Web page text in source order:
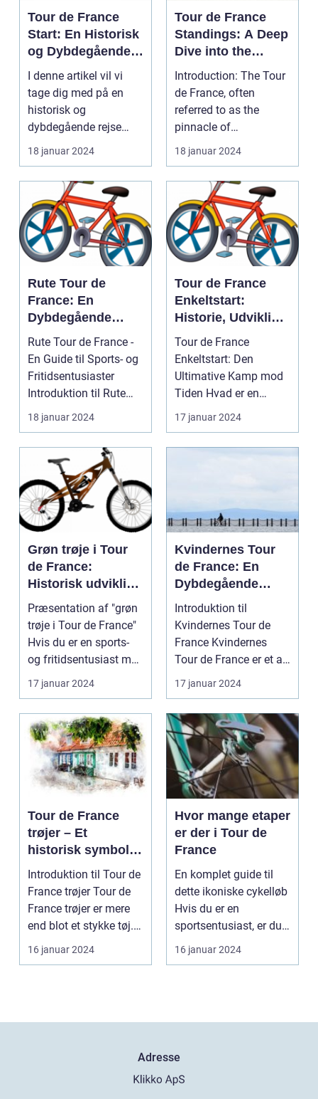
Tour de France
Start: En Historisk
og Dybdegående
Gennemgang
I denne artikel vil vi
tage dig med på en
historisk og
dybdegående rejse
gennem udviklingen af
Tour ...
18 januar 2024
Tour de France
Standings: A Deep
Dive into the
Premier Cycling
Event
Introduction: The Tour
de France, often
referred to as the
pinnacle of
professional road
cycling, c...
18 januar 2024
Rute Tour de
France: En
Dybdegående
Analyse
Rute Tour de France -
En Guide til Sports- og
Fritidsentusiaster
Introduktion til Rute
Tour de Fra...
18 januar 2024
Tour de France
Enkeltstart:
Historie, Udvikling
og Vigtige Detaljer
Tour de France
Enkeltstart: Den
Ultimative Kamp mod
Tiden Hvad er en
enkeltstart? ...
17 januar 2024
Grøn trøje i Tour
de France:
Historisk udvikling
og betydning
Præsentation af "grøn
trøje i Tour de France"
Hvis du er en sports-
og fritidsentusiast med
interes...
17 januar 2024
Kvindernes Tour
de France: En
Dybdegående
Historisk
Gennemgang og
Præsentation af
Den Legendariske
Introduktion til
Kvindernes Tour de
France Kvindernes
Tour de France er et af
de mest prestigefyldt...
17 januar 2024
Tour de France
trøjer – Et
historisk symbol
på kamp og
præstation
Introduktion til Tour de
France trøjer Tour de
France trøjer er mere
end blot et stykke tøj.
Det er...
16 januar 2024
Hvor mange etaper
er der i Tour de
France
En komplet guide til
dette ikoniske cykelløb
Hvis du er en
sportsentusiast, er du
sikkert allerede ...
16 januar 2024
Adresse